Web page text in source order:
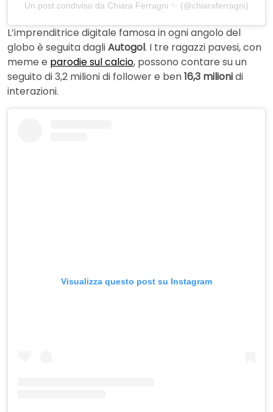
Un post condiviso da Chiara Ferragni ✨ (@chiaraferragni)
L’imprenditrice digitale famosa in ogni angolo del
globo è seguita dagliAutogol. I tre ragazzi pavesi, con
meme e parodie sul calcio, possono contare su un
seguito di 3,2 milioni di follower e ben16,3 milionidi
interazioni.
Visualizza questo post su Instagram